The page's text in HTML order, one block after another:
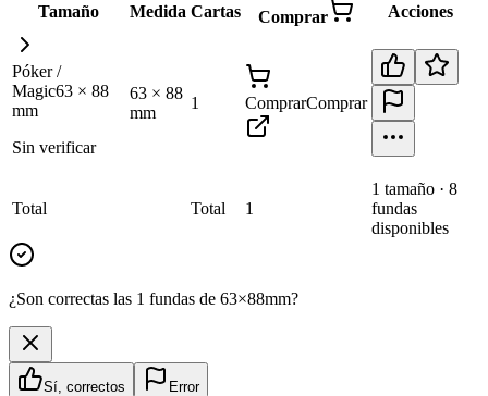
Tamaño Medida Cartas Comprar Acciones
Póker /
Magic63 × 88
mm
Sin verificar
63 × 88
mm
1 ComprarComprar
Total Total 1
1 tamaño · 8
fundas
disponibles
¿Son correctas las 1 fundas de 63×88mm?
Sí, correctos Error